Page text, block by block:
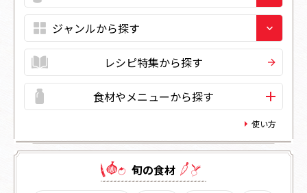
レシピ特集から探す
食材やメニューから探す
使い方
旬の⾷材